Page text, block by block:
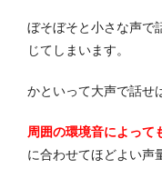
ぼそぼそと小さな声で
じてしまいます。
かといって大声で話せ
周囲の環境音によって
に合わせてほどよい声